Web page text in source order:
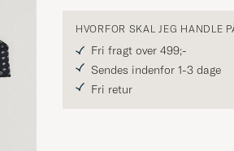
HVORFOR SKAL JEG HANDLE
Fri fragt over 499;-
Sendes indenfor 1-3 dage
Fri retur